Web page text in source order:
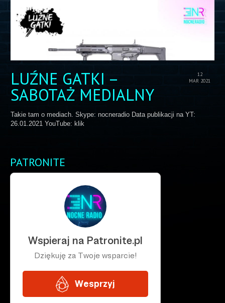
ARCHIWUM
KONTAKT
LOGOWANIE
12
MAR 2021
LUŹNE GATKI –
SABOTAŻ MEDIALNY
Takie tam o mediach. Skype: nocneradio Data publikacji na YT:
26.01.2021 YouTube: klik
PATRONITE